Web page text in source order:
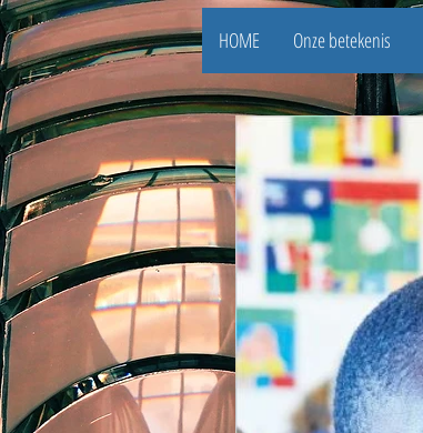
HOME Onze betekenis